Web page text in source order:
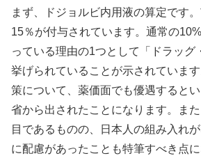
まず、ドジョルビ内用液の算定です
15％が付与されています。通常の
っている理由の1つとして「ドラッグ
挙げられていることが示されていま
策について、薬価面でも優遇すると
省から出されたことになります。ま
目であるものの、日本人の組み入れ
に配慮があったことも特筆すべき点に